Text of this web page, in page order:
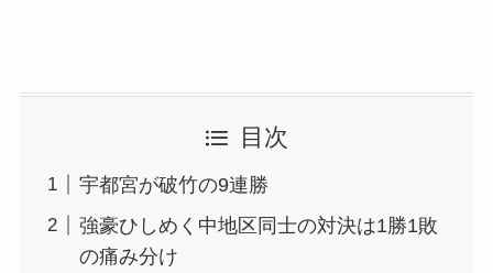
目次
宇都宮が破竹の9連勝
強豪ひしめく中地区同士の対決は1勝1敗
の痛み分け